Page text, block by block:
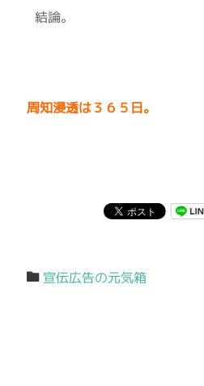
結論。
周知浸透は３６５日。
宣伝広告の元気箱